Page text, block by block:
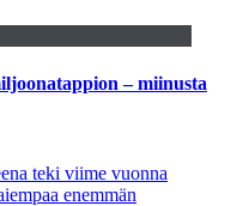
– miinusta
teki viime vuonna
enemmän